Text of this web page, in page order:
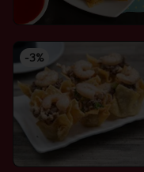
-3%